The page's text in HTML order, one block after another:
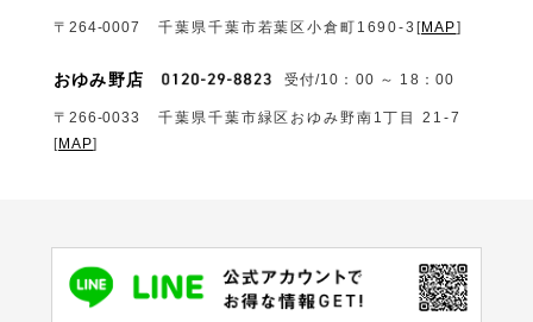
〒264-0007 千葉県千葉市若葉区小倉町1690‐3 [MAP]
おゆみ野店 受付/10：00 ～ 18：00
〒266-0033
千葉県千葉市緑区おゆみ野南1丁目 21-7
[MAP]